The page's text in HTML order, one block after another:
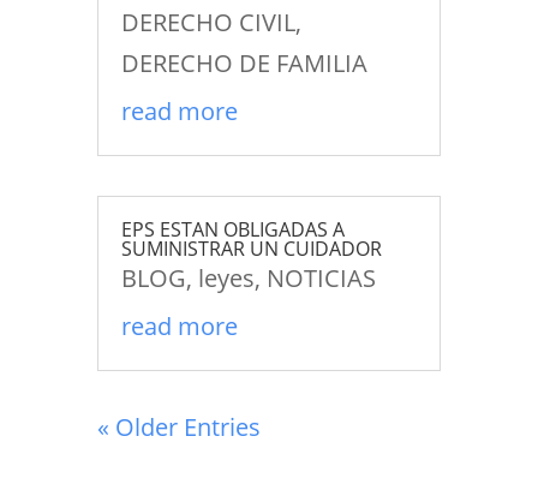
DERECHO CIVIL,
DERECHO DE FAMILIA
read more
EPS ESTAN OBLIGADAS A
SUMINISTRAR UN CUIDADOR
BLOG, leyes, NOTICIAS
read more
« Older Entries